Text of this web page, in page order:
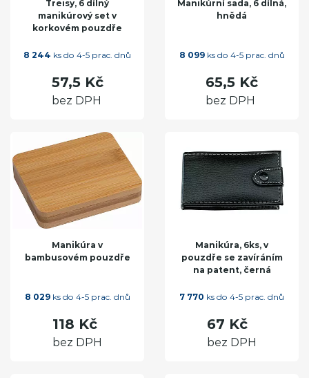
Treisy, 6 dílný
manikúrový set v
korkovém pouzdře
8 244 ks do 4-5 prac. dnů
57,5 Kč
bez DPH
Manikúrní sada, 6 dílná,
hnědá
8 099ks do 4-5 prac. dnů
65,5 Kč
bez DPH
Manikúra v
bambusovém pouzdře
8 029ks do 4-5 prac. dnů
118 Kč
bez DPH
Manikúra, 6ks, v
pouzdře se zavíráním
na patent, černá
7 770 ks do 4-5 prac. dnů
67 Kč
bez DPH